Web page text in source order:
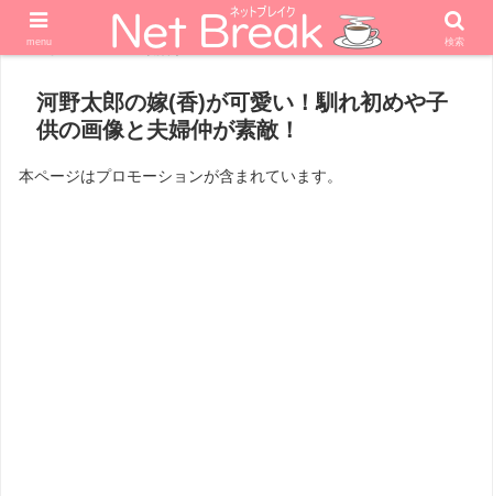
ホーム 政治家
河野太郎の嫁(香)が可愛い！馴れ初めや子
供の画像と夫婦仲が素敵！
本ページはプロモーションが含まれています。
menu 検索